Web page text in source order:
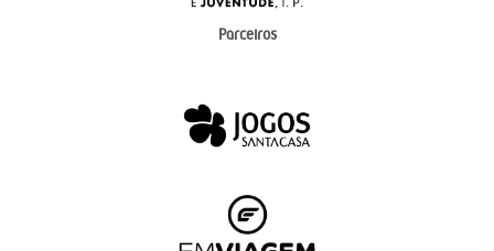
Parceiros